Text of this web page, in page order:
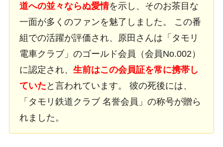
道への並々ならぬ愛情を示し、そのお茶目な
一面が多くのファンを魅了しました。 この番
組での活躍が評価され、原田さんは「タモリ
電車クラブ」のゴールド会員（会員No.002）
に認定され、 生前はこの会員証を常に携帯し
ていた と言われています。 彼の死後には、
「タモリ鉄道クラブ 名誉会員」の称号が贈ら
れました。